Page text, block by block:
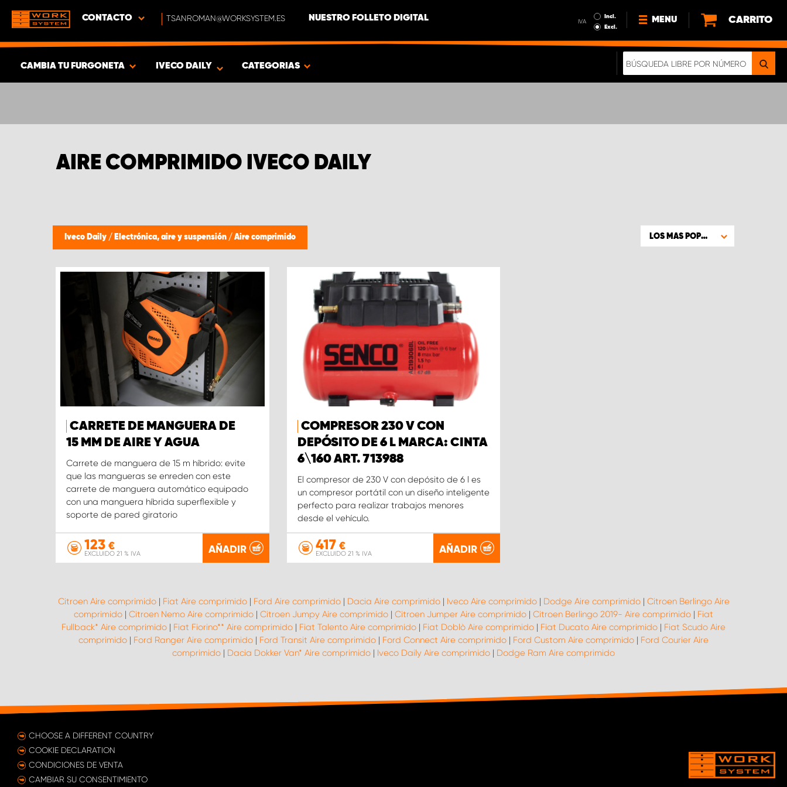
CONTACTO TSANROMAN@WORKSYSTEM.ES NUESTRO FOLLETO DIGITAL IVA
Incl.
Excl.
MENU
NOTICIAS
CARRITO
CAMBIA TU FURGONETA
PRODUCTOS
IVECO DAILY CATEGORIAS
AIRE COMPRIMIDO IVECO DAILY
Iveco Daily / Electrónica, aire y suspensión / Aire comprimido LOS MAS POPULARES
CARRETE DE MANGUERA DE
15 MM DE AIRE Y AGUA
Carrete de manguera de 15 m híbrido: evite
que las mangueras se enreden con este
carrete de manguera automático equipado
con una manguera híbrida superflexible y
soporte de pared giratorio
123 €
EXCLUIDO 21 % IVA AÑADIR
COMPRESOR 230 V CON
DEPÓSITO DE 6 L MARCA: CINTA
6\160 ART. 713988
El compresor de 230 V con depósito de 6 l es
un compresor portátil con un diseño inteligente
perfecto para realizar trabajos menores
desde el vehículo.
417€
EXCLUIDO 21 % IVA AÑADIR
Citroen Aire comprimido| Fiat Aire comprimido| Ford Aire comprimido| Dacia Aire comprimido| Iveco Aire comprimido| Dodge Aire comprimido| Citroen Berlingo Aire
comprimido | Citroen Nemo Aire comprimido | Citroen Jumpy Aire comprimido | Citroen Jumper Aire comprimido | Citroen Berlingo 2019- Aire comprimido | Fiat
Fullback* Aire comprimido | Fiat Fiorino** Aire comprimido | Fiat Talento Aire comprimido | Fiat Doblò Aire comprimido | Fiat Ducato Aire comprimido | Fiat Scudo Aire
comprimido | Ford Ranger Aire comprimido | Ford Transit Aire comprimido | Ford Connect Aire comprimido | Ford Custom Aire comprimido | Ford Courier Aire
comprimido | Dacia Dokker Van* Aire comprimido | Iveco Daily Aire comprimido | Dodge Ram Aire comprimido
CHOOSE A DIFFERENT COUNTRY
COOKIE DECLARATION
CONDICIONES DE VENTA
CAMBIAR SU CONSENTIMIENTO